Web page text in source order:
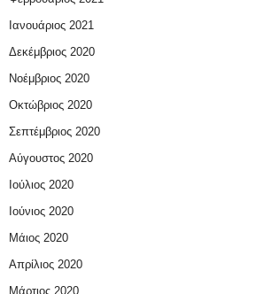
Ιανουάριος 2021
Δεκέμβριος 2020
Νοέμβριος 2020
Οκτώβριος 2020
Σεπτέμβριος 2020
Αύγουστος 2020
Ιούλιος 2020
Ιούνιος 2020
Μάιος 2020
Απρίλιος 2020
Μάρτιος 2020